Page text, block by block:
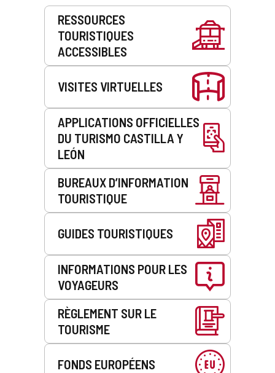
Prestations
RESSOURCES
TOURISTIQUES
ACCESSIBLES
VISITES VIRTUELLES
APPLICATIONS OFFICIELLES
DU TURISMO CASTILLA Y
LEÓN
BUREAUX D’INFORMATION
TOURISTIQUE
GUIDES TOURISTIQUES
INFORMATIONS POUR LES
VOYAGEURS
RÈGLEMENT SUR LE
TOURISME
FONDS EUROPÉENS